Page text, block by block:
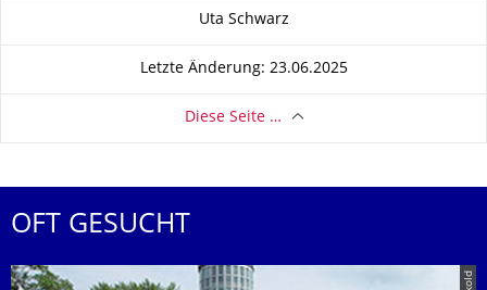
Uta Schwarz
Letzte Änderung: 23.06.2025
Diese Seite …
OFT GESUCHT